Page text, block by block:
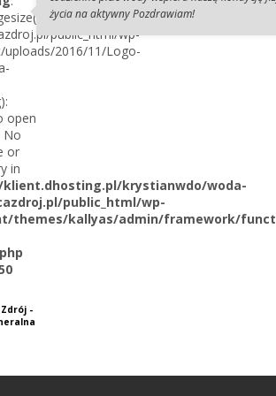
home/klient.dhosting.pl/krystianwdo/
public_html/wp-
uploads/2016/11/Logo-
open
No
or
in
krystianwdo/woda-
public_html/wp-
themes/kallyas/admin/framework/
-
życia na aktywny Pozdrawiam!